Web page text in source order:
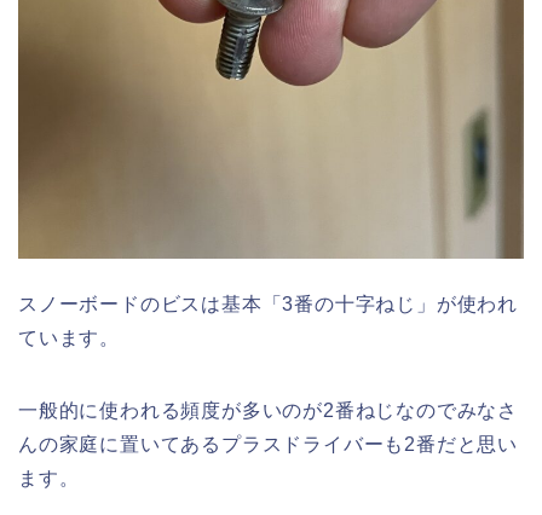
スノーボードのビスは基本「3番の十字ねじ」が使われ
ています。
一般的に使われる頻度が多いのが2番ねじなのでみなさ
んの家庭に置いてあるプラスドライバーも2番だと思い
ます。